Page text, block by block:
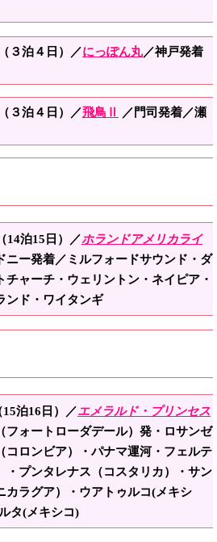
３泊４日）／にっぽん丸／神戸発着
３泊４日）／飛鳥Ⅱ
／門司発着／瀬
14泊15 日）／ホランドアメリカライ
ニー発着／ ミルフォードサウンド・ダ
チャーチ・ウェリントン・ネイピア・
ンド・ワイタンギ
泊16日）／エメラルド・プリンセス
フォートローダデール）発・ロサンゼ
コロンビア）・パナマ運河・フェルテ
・プンタレナス（コスタリカ）・サン
カラグア）・ウアトゥルコ(メキシ
タ(メキシコ)